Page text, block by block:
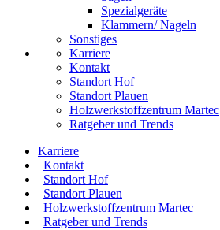
Spezialgeräte
Klammern/ Nageln
Sonstiges
Karriere
Kontakt
Standort Hof
Standort Plauen
Holzwerkstoffzentrum Martec
Ratgeber und Trends
Karriere
| Kontakt
| Standort Hof
| Standort Plauen
| Holzwerkstoffzentrum Martec
| Ratgeber und Trends